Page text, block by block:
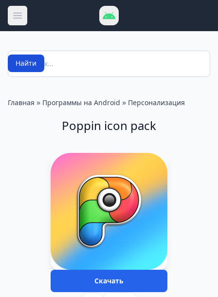
Открыть меню
Поиск
Найти
Главная » Программы на Android » Персонализация
Poppin icon pack
Скачать